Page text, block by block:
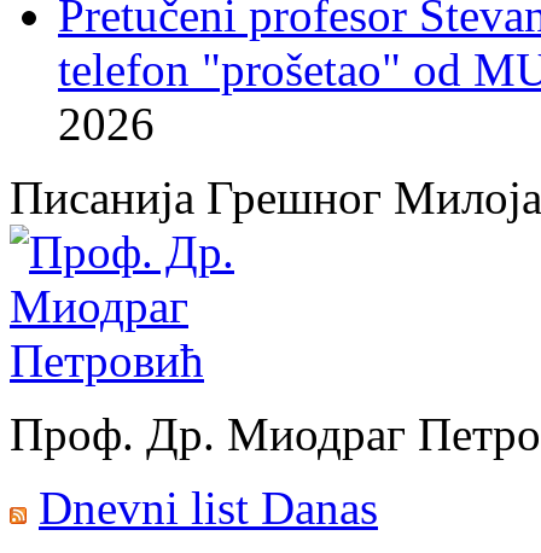
Pretučeni profesor
telefon "prošetao" od
2026
Писанија Грешног Милоја
Проф. Др. Миодраг
Dnevni list Danas